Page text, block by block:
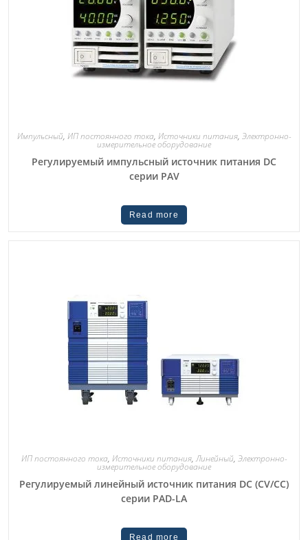
Импульсный, ИП постоянного тока, Источники питания, Электронно-
измерительное оборудование
Регулируемый импульсный источник питания DC
серии PAV
Read more
ИП постоянного тока, Источники питания,Линейный, Электронно-
измерительное оборудование
Регулируемый линейный источник питания DC (CV/CC)
серии PAD-LA
Read more